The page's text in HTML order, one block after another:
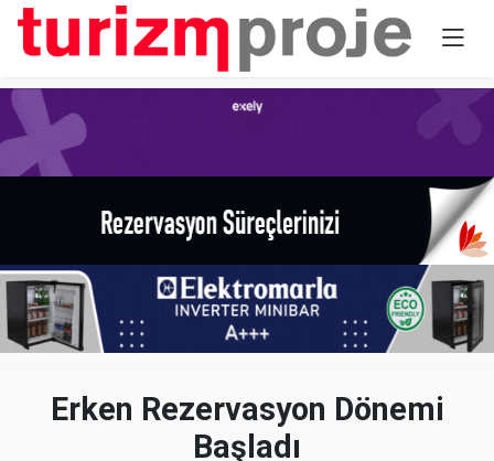
Erken Rezervasyon Dönemi
Başladı